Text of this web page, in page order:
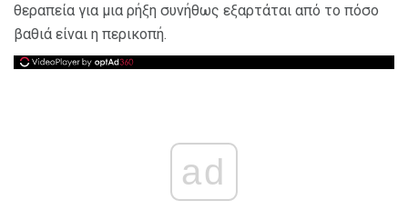
θεραπεία για μια ρήξη συνήθως εξαρτάται από το πόσο
βαθιά είναι η περικοπή.
ad